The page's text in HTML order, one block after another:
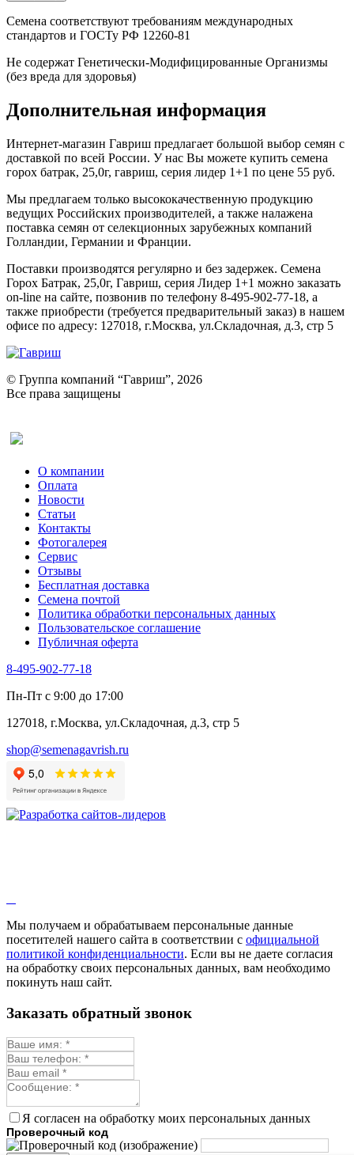
Семена соответствуют требованиям международных
стандартов и ГОСТу РФ 12260-81
Не содержат Генетически-Модифицированные Организмы
(без вреда для здоровья)
Дополнительная информация
Интернет-магазин Гавриш предлагает большой выбор семян с
доставкой по всей России. У нас Вы можете купить семена
горох батрак, 25,0г, гавриш, серия лидер 1+1 по цене 55 руб.
Мы предлагаем только высококачественную продукцию
ведущих Российских производителей, а также налажена
поставка семян от селекционных зарубежных компаний
Голландии, Германии и Франции.
Поставки производятся регулярно и без задержек. Семена
Горох Батрак, 25,0г, Гавриш, серия Лидер 1+1 можно заказать
on-line на сайте, позвонив по телефону 8-495-902-77-18, а
также приобрести (требуется предварительный заказ) в нашем
офисе по адресу: 127018, г.Москва, ул.Складочная, д.3, стр 5
© Группа компаний “Гавриш”, 2026
Все права защищены
О компании
Оплата
Новости
Статьи
Контакты
Фотогалерея​
Сервис
Отзывы
Бесплатная доставка
Семена почтой
Политика обработки персональных данных
Пользовательское соглашение
Публичная оферта
8-495-902-77-18
Пн-Пт с 9:00 до 17:00
127018, г.Москва, ул.Складочная, д.3, стр 5
shop@semenagavrish.ru
Мы получаем и обрабатываем персональные данные
посетителей нашего сайта в соответствии с официальной
политикой конфиденциальности. Если вы не даете согласия
на обработку своих персональных данных, вам необходимо
покинуть наш сайт.
Заказать обратный звонок
Я согласен на обработку моих персональных данных
Проверочный код